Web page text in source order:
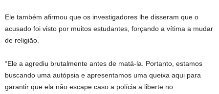
Ele também afirmou que os investigadores lhe disseram que o
acusado foi visto por muitos estudantes, forçando a vítima a mudar
de religião.
“Ele a agrediu brutalmente antes de matá-la. Portanto, estamos
buscando uma autópsia e apresentamos uma queixa aqui para
garantir que ela não escape caso a polícia a liberte no